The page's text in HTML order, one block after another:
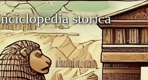
storica